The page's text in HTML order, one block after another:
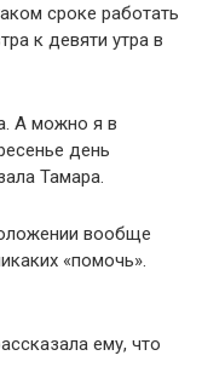
сроке работать
к девяти утра в
А можно я в
день
Тамара.
вообще
«помочь».
ему, что